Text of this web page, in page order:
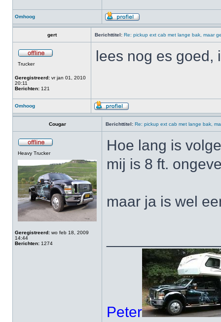
Omhoog
gert Berichttitel: Re: pickup ext cab met lange bak, maar
Trucker
Geregistreerd: vr jan 01, 2010
20:11
Berichten: 121
lees nog es goed,
Omhoog
Cougar Berichttitel: Re: pickup ext cab met lange bak,
Heavy Trucker
Geregistreerd: wo feb 18, 2009
14:44
Berichten: 1274
Hoe lang is
mij is 8 ft.
maar ja is wel
Peter